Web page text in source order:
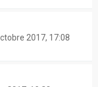
2017, 17:08